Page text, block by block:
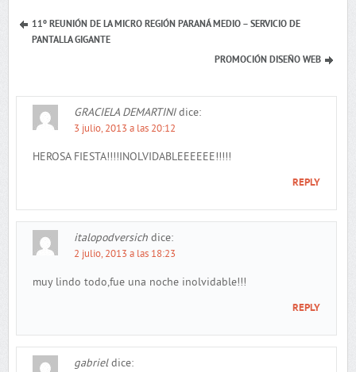
11º REUNIÓN DE LA MICRO REGIÓN PARANÁ MEDIO – SERVICIO DE
PANTALLA GIGANTE
PROMOCIÓN DISEÑO WEB
GRACIELA DEMARTINI dice:
3 julio, 2013 a las 20:12
HEROSA FIESTA!!!!INOLVIDABLEEEEEE!!!!!
REPLY
italopodversich dice:
2 julio, 2013 a las 18:23
muy lindo todo,fue una noche inolvidable!!!
REPLY
gabriel dice: